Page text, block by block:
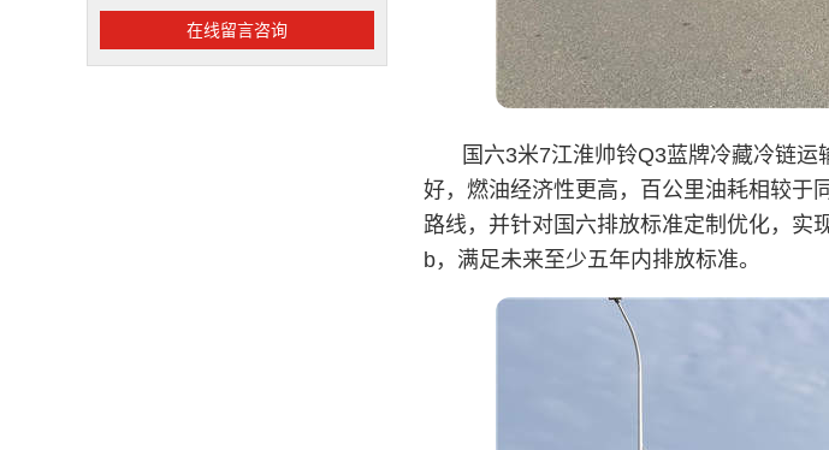
在线留言咨询
国六3米7江淮帅铃Q3蓝牌冷藏冷链
好，燃油经济性更高，百公里油耗相较于
路线，并针对国六排放标准定制优化，实
b，满足未来至少五年内排放标准。